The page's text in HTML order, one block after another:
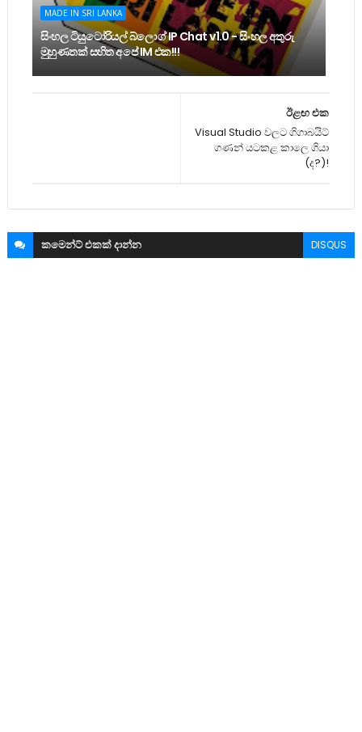
MADE IN SRI LANKA
සිංහල ටියුටෝරියල් බ්ලොග් IP Chat v1.0 - සිංහල අතුරු
මුහුණතක් සහිත අපේ IM එක!!!
ඊළඟ එක
Visual Studio වලට ගිගාබයිට්
ගණන් යටකළ කාලෙ ගියා
(ද?)!
කමෙන්ට්එකක් දාන්න DISQUS